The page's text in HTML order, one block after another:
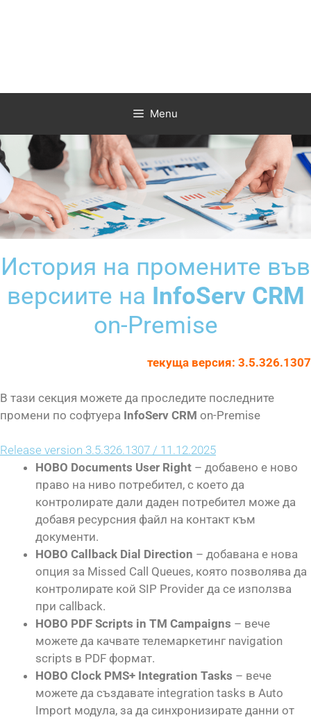
Menu
История на промените във
версиите на InfoServ CRM
on-Premise
текуща версия: 3.5.326.1307
В тази секция можете да проследите последните
промени по софтуера InfoServ CRM on-Premise
Release version 3.5.326.1307 / 11.12.2025
НОВО Documents User Right – добавено е ново
право на ниво потребител, с което да
контролирате дали даден потребител може да
добавя ресурсния файл на контакт към
документи.
НОВО Callback Dial Direction – добавана е нова
опция за Missed Call Queues, която позволява да
контролирате кой SIP Provider да се използва
при callback.
НОВО PDF Scripts in TM Campaigns – вече
можете да качвате телемаркетинг navigation
scripts в PDF формат.
НОВО Clock PMS+ Integration Tasks – вече
можете да създавате integration tasks в Auto
Import модула, за да синхронизирате данни от